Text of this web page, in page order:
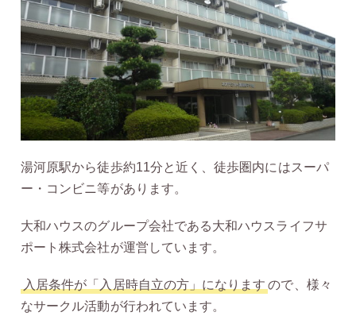
湯河原駅から徒歩約11分と近く、徒歩圏内にはスーパ
ー・コンビニ等があります。
大和ハウスのグループ会社である大和ハウスライフサ
ポート株式会社が運営しています。
入居条件が「入居時自立の方」になります ので、様々
なサークル活動が行われています。